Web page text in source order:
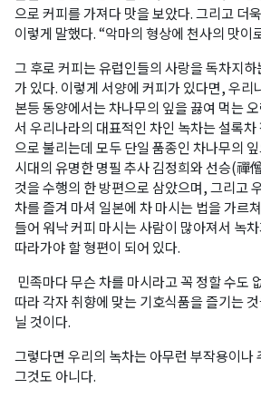
으로 커피를 가져다 맛을 보았다. 그리고 더
이렇게 말했다. “악마의 형상에 천사의 맛이
그 후로 커피는 유럽인들의 사랑을 독차지
가 있다. 이렇게 서양에 커피가 있다면, 우리
본등 동양에서는 차나무의 잎을 끓여 먹는
서 우리나라의 대표적인 차인 녹차는 설록
으로 불리는데 모두 단일 품종인 차나무의
시대의 유명한 명필 추사 김정희와 선승(禪
것을 수행의 한 방편으로 삼았으며, 그리고
차를 즐겨 마셔 일본에 차 마시는 법을 가르
들어 워낙 커피 마시는 사람이 많아져서 녹
따라가야 할 형편이 되어 있다.
민족마다 무슨 차를 마시라고 꼭 정할 수도
따라 각자 취향에 맞는 기호식품을 즐기는
닐 것이다.
그렇다면 우리의 녹차는 아무런 부작용이나
그것도 아니다.